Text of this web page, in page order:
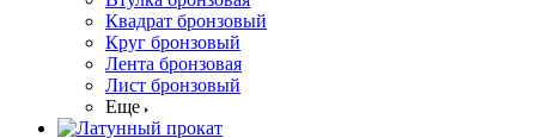
Квадрат бронзовый
Круг бронзовый
Лента бронзовая
Лист бронзовый
Еще